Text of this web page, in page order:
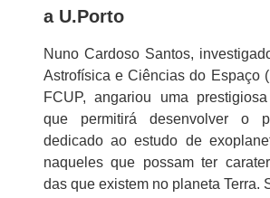
a U.Porto
Nuno Cardoso Santos,
Astrofísica e Ciências do Espaço
FCUP, angariou uma
que permitirá desenvolver o
dedicado ao estudo de
naqueles que possam ter
das que existem no planeta Terra.